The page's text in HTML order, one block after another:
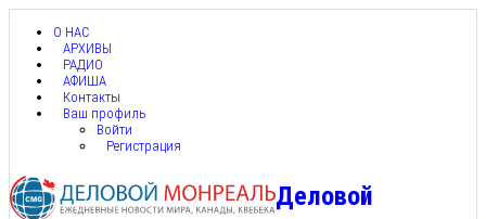
О НАС
АРХИВЫ
РАДИО
АФИША
Контакты
Ваш профиль
Войти
Регистрация
Деловой